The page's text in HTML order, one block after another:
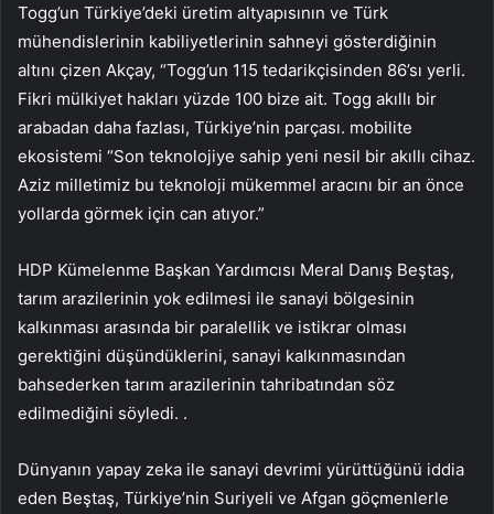
Togg’un Türkiye’deki üretim altyapısının ve Türk
mühendislerinin kabiliyetlerinin sahneyi gösterdiğinin
altını çizen Akçay, “Togg’un 115 tedarikçisinden 86’sı yerli.
Fikri mülkiyet hakları yüzde 100 bize ait. Togg akıllı bir
arabadan daha fazlası, Türkiye’nin parçası. mobilite
ekosistemi “Son teknolojiye sahip yeni nesil bir akıllı cihaz.
Aziz milletimiz bu teknoloji mükemmel aracını bir an önce
yollarda görmek için can atıyor.”
HDP Kümelenme Başkan Yardımcısı Meral Danış Beştaş,
tarım arazilerinin yok edilmesi ile sanayi bölgesinin
kalkınması arasında bir paralellik ve istikrar olması
gerektiğini düşündüklerini, sanayi kalkınmasından
bahsederken tarım arazilerinin tahribatından söz
edilmediğini söyledi. .
Dünyanın yapay zeka ile sanayi devrimi yürüttüğünü iddia
eden Beştaş, Türkiye’nin Suriyeli ve Afgan göçmenlerle